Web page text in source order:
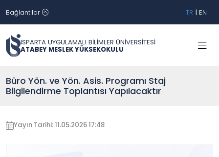
Bağlantılar TR | EN
ISPARTA UYGULAMALI BİLİMLER ÜNİVERSİTESİ
ATABEY MESLEK YÜKSEKOKULU
Büro Yön. ve Yön. Asis. Programı Staj
Bilgilendirme Toplantısı Yapılacaktır
Yayın Tarihi: 11.05.2026 17:48